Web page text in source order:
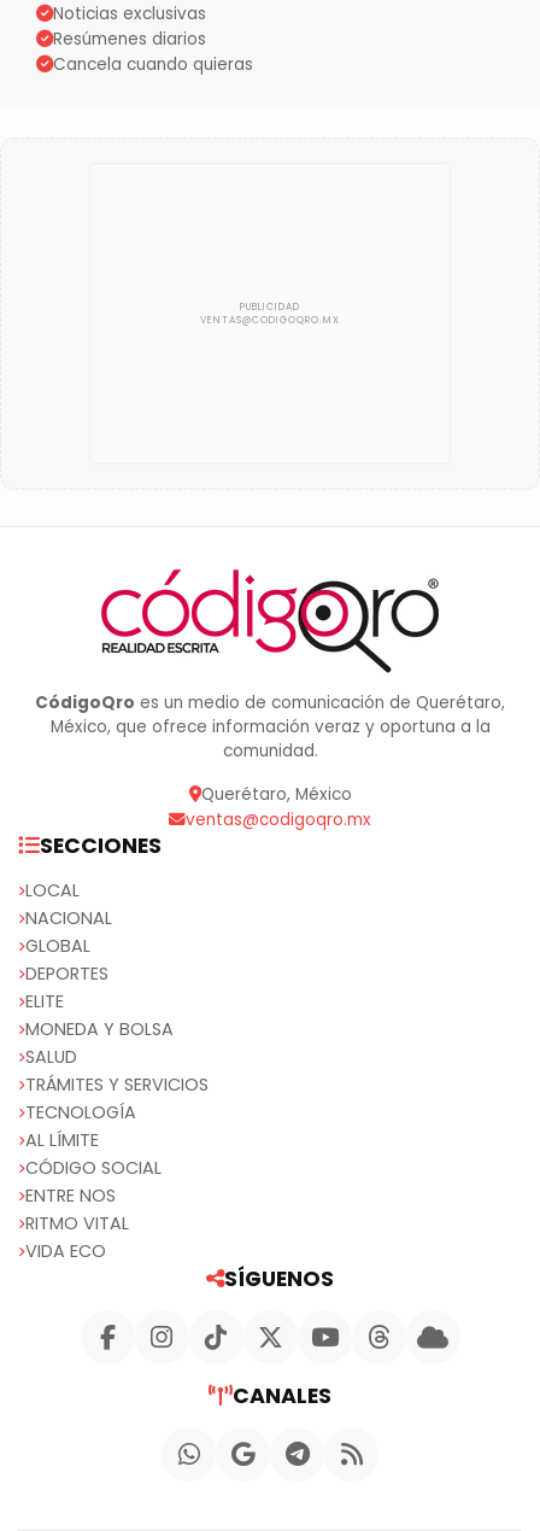
Noticias exclusivas
Resúmenes diarios
Cancela cuando quieras
CódigoQro es un medio de comunicación de Querétaro,
México, que ofrece información veraz y oportuna a la
comunidad.
Querétaro, México
ventas@codigoqro.mx
SECCIONES
LOCAL
NACIONAL
GLOBAL
DEPORTES
ELITE
MONEDA Y BOLSA
SALUD
TRÁMITES Y SERVICIOS
TECNOLOGÍA
AL LÍMITE
CÓDIGO SOCIAL
ENTRE NOS
RITMO VITAL
VIDA ECO
SÍGUENOS
CANALES